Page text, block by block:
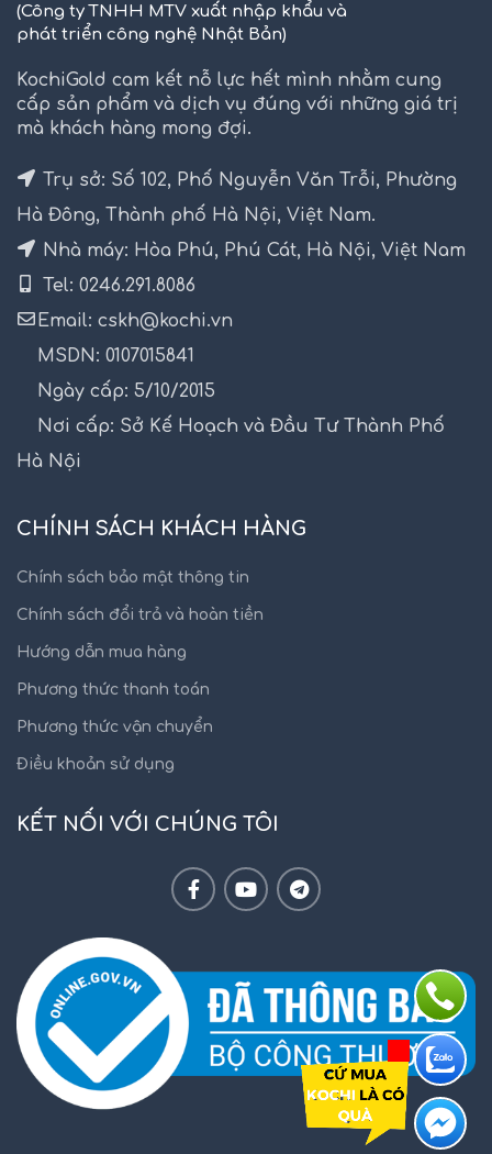
(Công ty TNHH MTV xuất nhập khẩu và
phát triển công nghệ Nhật Bản)
KochiGold cam kết nỗ lực hết mình nhằm cung
cấp sản phẩm và dịch vụ đúng với những giá trị
mà khách hàng mong đợi.
Trụ sở: Số 102, Phố Nguyễn Văn Trỗi, Phường
Hà Đông, Thành phố Hà Nội, Việt Nam.
Nhà máy: Hòa Phú, Phú Cát, Hà Nội, Việt Nam
Tel: 0246.291.8086
Email: cskh@kochi.vn
MSDN: 0107015841
Ngày cấp: 5/10/2015
Nơi cấp: Sở Kế Hoạch và Đầu Tư Thành Phố
Hà Nội
CHÍNH SÁCH KHÁCH HÀNG
Chính sách bảo mật thông tin
Chính sách đổi trả và hoàn tiền
Hướng dẫn mua hàng
Phương thức thanh toán
Phương thức vận chuyển
Điều khoản sử dụng
KẾT NỐI VỚI CHÚNG TÔI